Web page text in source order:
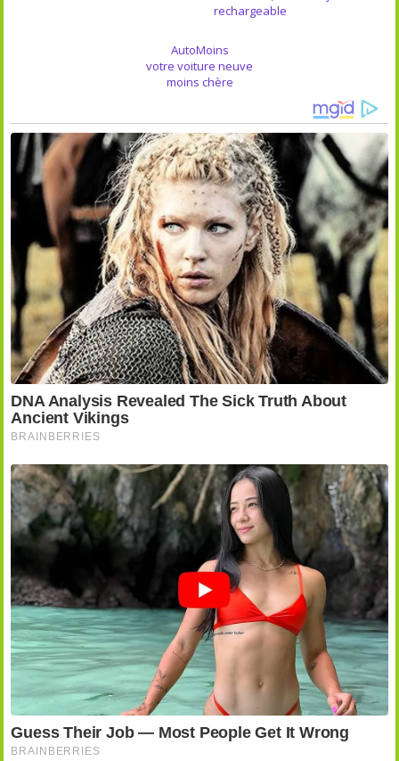
rechargeable
AutoMoins
votre voiture neuve
moins chère